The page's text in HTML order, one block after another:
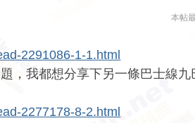
本帖
2291086-1-1.html
，我都想分享下另一條巴士線九
2277178-8-2.html